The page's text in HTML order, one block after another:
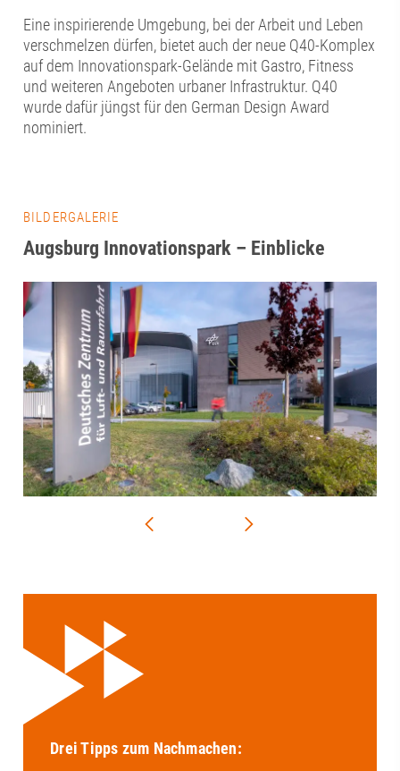
Eine inspirierende Umgebung, bei der Arbeit und Leben
verschmelzen dürfen, bietet auch der neue Q40-Komplex
auf dem Innovationspark-Gelände mit Gastro, Fitness
und weiteren Angeboten urbaner Infrastruktur. Q40
wurde dafür jüngst für den German Design Award
nominiert.
BILDERGALERIE
Augsburg Innovationspark – Einblicke
Drei Tipps zum Nachmachen: